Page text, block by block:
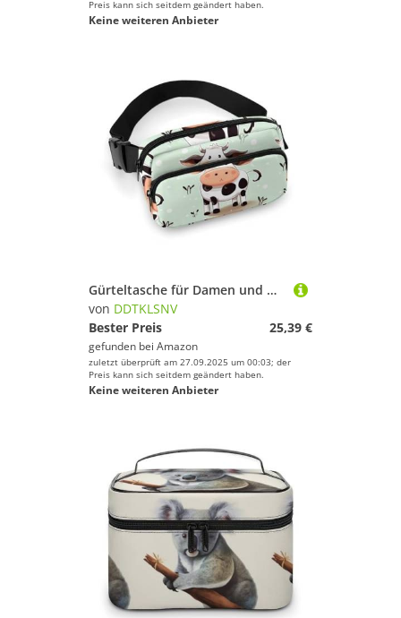
Preis kann sich seitdem geändert haben.
Keine weiteren Anbieter
Gürteltasche für Damen und Herren, verstellbare Hüfttasche, Gürteltasche für Reisen, Sport, Wandern, niedliche Kuh, gepunktet
von DDTKLSNV
Bester Preis
25,39 €
gefunden bei Amazon
zuletzt überprüft am 27.09.2025 um 00:03; der
Preis kann sich seitdem geändert haben.
Keine weiteren Anbieter